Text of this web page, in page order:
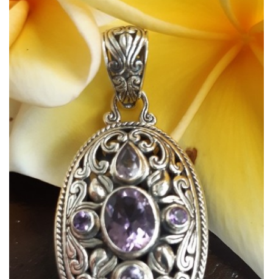
Dans mon panier
APERÇU RAPIDE